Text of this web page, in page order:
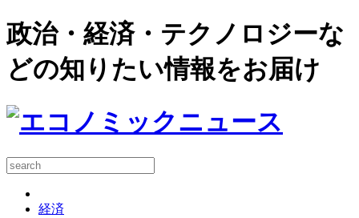
政治・経済・テクノロジーな
どの知りたい情報をお届け
経済